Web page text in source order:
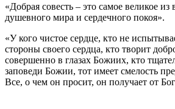
«Добрая совесть – это самое великое из
душевного мира и сердечного покоя».
«У кого чистое сердце, кто не
стороны своего сердца, кто творит
совершенно в глазах Божиих, кто
заповеди Божии, тот имеет смелость
Все, о чем он просит, он получает от